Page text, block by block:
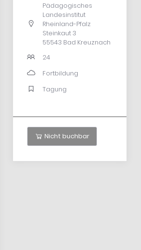
Pädagogisches
Landesinstitut
Rheinland-Pfalz
Steinkaut 3
55543 Bad Kreuznach
24
Fortbildung
Tagung
Nicht buchbar